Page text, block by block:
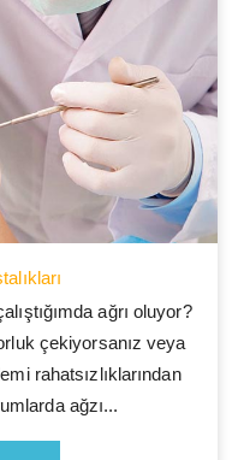
ağrı oluyor?
çekiyorsanız veya
rahatsızlıklarından
ağzı...